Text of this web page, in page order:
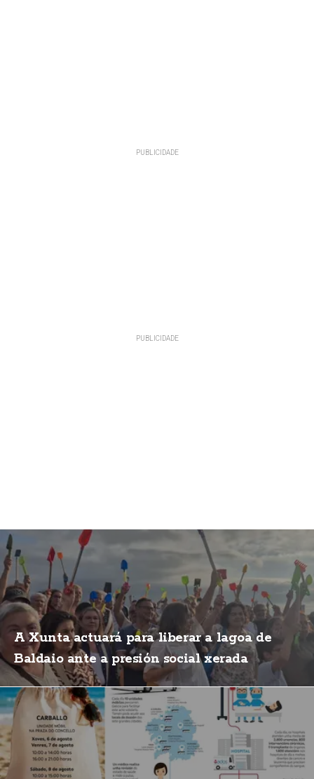
A Xunta actuará para liberar a lagoa de
Baldaio ante a presión social xerada